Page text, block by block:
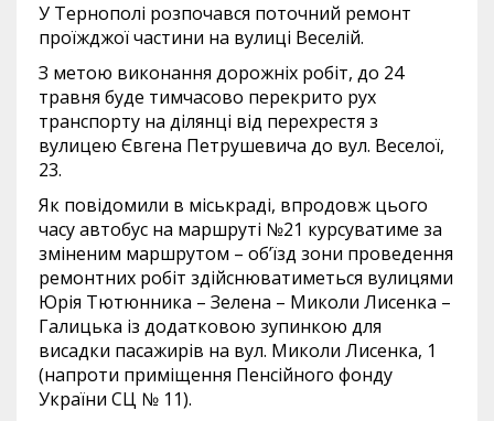
У Тернополі розпочався поточний ремонт
проїжджої частини на вулиці Веселій.
З метою виконання дорожніх робіт, до 24
травня буде тимчасово перекрито рух
транспорту на ділянці від перехрестя з
вулицею Євгена Петрушевича до вул. Веселої,
23.
Як повідомили в міськраді, впродовж цього
часу автобус на маршруті №21 курсуватиме за
зміненим маршрутом – об’їзд зони проведення
ремонтних робіт здійснюватиметься вулицями
Юрія Тютюнника – Зелена – Миколи Лисенка –
Галицька із додатковою зупинкою для
висадки пасажирів на вул. Миколи Лисенка, 1
(напроти приміщення Пенсійного фонду
України СЦ № 11).